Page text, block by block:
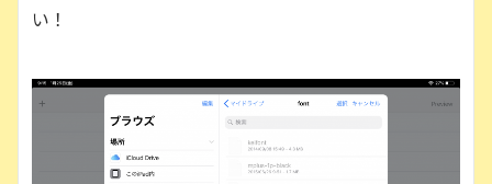
い！